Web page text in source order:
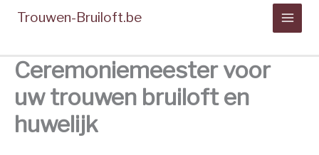
inhoud
Trouwen-Bruiloft.be
Ceremoniemeester voor
uw trouwen bruiloft en
huwelijk